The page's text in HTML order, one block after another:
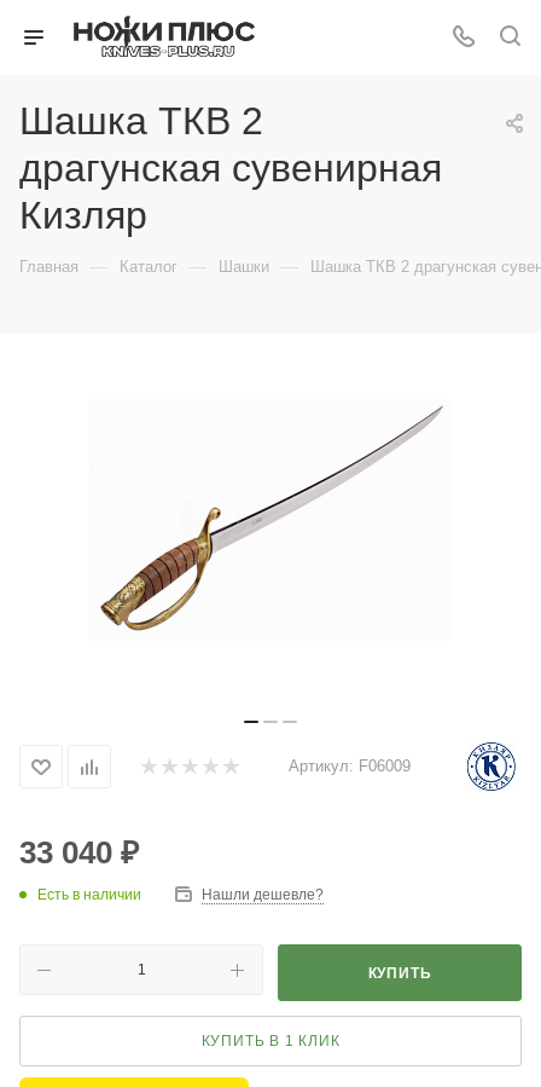
Шашка ТКВ 2
драгунская сувенирная
Кизляр
Главная — Каталог — Шашки — Шашка ТКВ 2 драгунская
Артикул: F06009
33 040 ₽
Есть в наличии Нашли дешевле?
КУПИТЬ
КУПИТЬ В 1 КЛИК